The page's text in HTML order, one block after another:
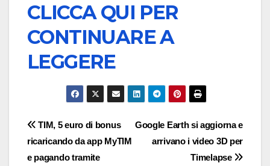
CLICCA QUI PER
CONTINUARE A
LEGGERE
Navigazione
articoli
Google Earth si aggiorna e
arrivano i video 3D per
Timelapse
TIM, 5 euro di bonus
ricaricando da app MyTIM
e pagando tramite